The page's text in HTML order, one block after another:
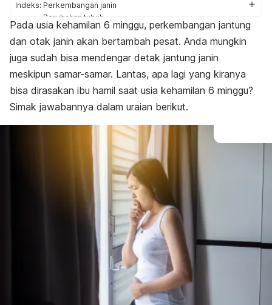
Indeks: Perkembangan janin
Perubahan tubuh
Perlu diperhatikan
Pemeriksaan
Kesehatan ibu dan janin
Pada usia kehamilan 6 minggu, perkembangan jantung
dan otak janin akan bertambah pesat. Anda mungkin
juga sudah bisa mendengar detak jantung janin
meskipun samar-samar. Lantas, apa lagi yang kiranya
bisa dirasakan ibu hamil saat usia kehamilan 6 minggu?
Simak jawabannya dalam uraian berikut.